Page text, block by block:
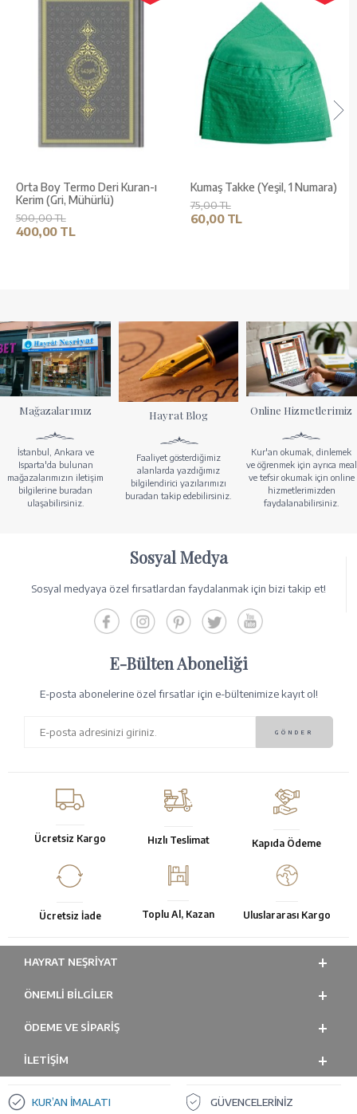
Orta Boy Termo Deri Kuran-ı
Kerim (Gri, Mühürlü)
500,00 TL
400,00 TL
Kumaş Takke (Yeşil, 1 Numara)
75,00 TL
60,00 TL
Mağazalarımız
İstanbul, Ankara ve
Isparta'da bulunan
mağazalarımızın iletişim
bilgilerine buradan
ulaşabilirsiniz.
Hayrat Blog
Faaliyet gösterdiğimiz
alanlarda yazdığımız
bilgilendirici yazılarımızı
buradan takip edebilirsiniz.
Online Hizmetlerimiz
Kur'an okumak, dinlemek
ve öğrenmek için ayrıca meal
ve tefsir okumak için online
hizmetlerimizden
faydalanabilirsiniz.
Sosyal Medya
Sosyal medyaya özel fırsatlardan faydalanmak için bizi takip et!
E-Bülten Aboneliği
E-posta abonelerine özel fırsatlar için e-bültenimize kayıt ol!
Ücretsiz Kargo Hızlı Teslimat Kapıda Ödeme
Ücretsiz İade Toplu Al, Kazan Uluslararası Kargo
HAYRAT NEŞRIYAT
ÖNEMLI BILGILER
ÖDEME VE SİPARİŞ
İLETİŞİM
KUR’AN İMALATI GÜVENCELERİNİZ